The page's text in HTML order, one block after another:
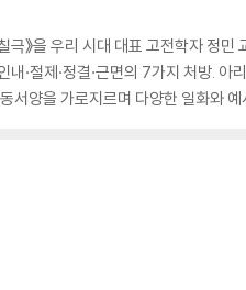
》을 우리 시대 대표 고전학자 정민
·절제·정결·근면의 7가지 처방.
동서양을 가로지르며 다양한 일화